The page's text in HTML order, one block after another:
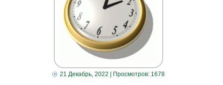
21 Декабрь, 2022 | Просмотров: 1678